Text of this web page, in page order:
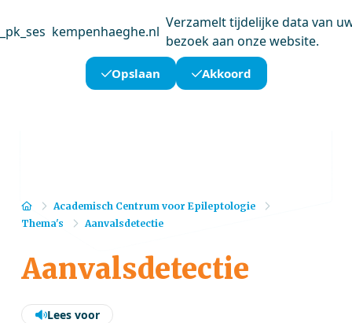
_pk_ses kempenhaeghe.nl
Verzamelt tijdelijke data van
bezoek aan onze website.
Opslaan Akkoord
HomeAcademisch Centrum voor Epileptologie
Thema's
Aanvalsdetectie
Aanvalsdetectie
Lees voor